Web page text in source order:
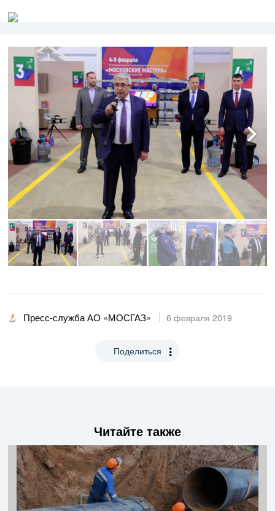
Пресс-служба АО «МОСГАЗ» 6 февраля 2019
Поделиться
Читайте также